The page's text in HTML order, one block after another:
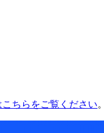
ちらをご覧ください